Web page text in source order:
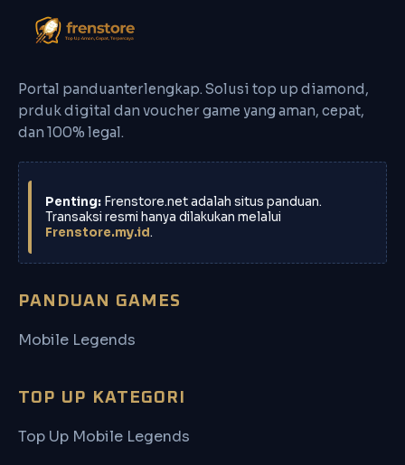
Portal panduanterlengkap. Solusi top up diamond,
prduk digital dan voucher game yang aman, cepat,
dan 100% legal.
Penting: Frenstore.net adalah situs panduan.
Transaksi resmi hanya dilakukan melalui
Frenstore.my.id.
PANDUAN GAMES
Mobile Legends
TOP UP KATEGORI
Top Up Mobile Legends